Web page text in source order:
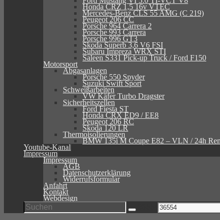
Honda CRZ 1,5 16v VTEC
Mercedes-Benz CLS 55 AMG (C 219)
Peugeot 206 CC
Porsche 964 Carrera 2
Porsche 993 Carrera
Porsche 996 GT3
Skoda Superb 3,6 V6 FSI
Subaru Impreza WRX STI
Saleen S331 Pick-up Truck / Ford F150
Motorsport
Abgasanlagen
Porsche 550 Spyder
Suzuki Swift Sport
Schweißarbeiten
VW Käfer Turbo Dragster
Sicherheitszellen
Ford Fiesta ST
Honda CRX ED9 / EE8
Peugeot 206 RC
Skoda 120 LR
Thermoisolierungen
BMW 135i M Coupe E82 – VLN / 24h
Youtube-Kanal
Impressum
Impressum
AGB
Datenschutzerklärung
Widerrufsformular
Anfahrt
Kontakt
Webdesign
Suche
nach: Suchen